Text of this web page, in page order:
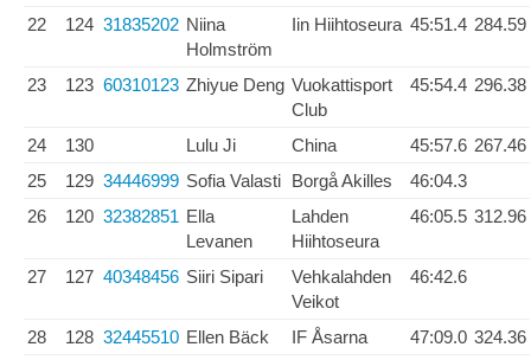
22 124 31835202 Niina
Holmström
Iin Hiihtoseura 45:51.4 284.59
23 123 60310123 Zhiyue Deng Vuokattisport
Club
45:54.4 296.38
24 130 Lulu Ji China 45:57.6 267.46
25
129 34446999 Sofia Valasti Borgå Akilles
46:04.3
26
120 32382851 Ella
Levanen
Lahden
Hiihtoseura
46:05.5 312.96
27 127 40348456 Siiri Sipari
Vehkalahden
Veikot
46:42.6
28 128 32445510 Ellen Bäck IF Åsarna 47:09.0 324.36